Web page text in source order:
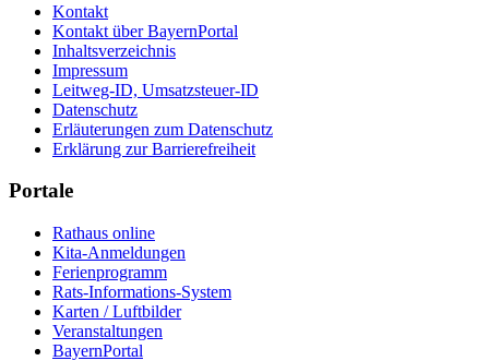
Kontakt
Kontakt über BayernPortal
Inhaltsverzeichnis
Impressum
Leitweg-ID, Umsatzsteuer-ID
Datenschutz
Erläuterungen zum Datenschutz
Erklärung zur Barrierefreiheit
Portale
Rathaus online
Kita-Anmeldungen
Ferienprogramm
Rats-Informations-System
Karten / Luftbilder
Veranstaltungen
BayernPortal